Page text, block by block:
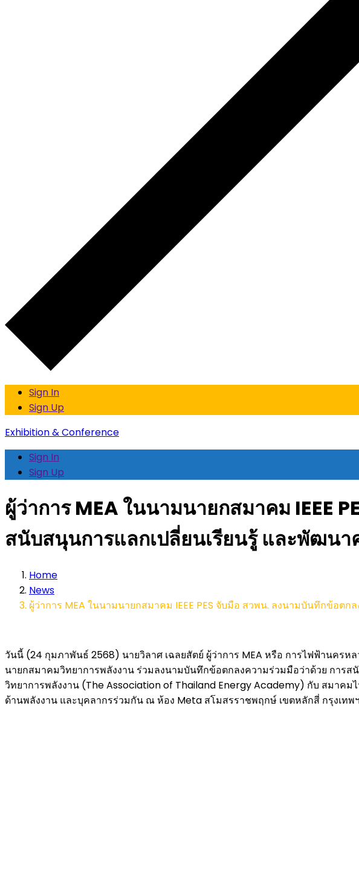
Sign In
Sign Up
Exhibition & Conference
Sign In
Sign Up
ผู้ว่าการ MEA ในนามนายกสมาคม IEEE
สนับสนุนการแลกเปลี่ยนเรียนรู้ และพัฒน
Home
News
ผู้ว่าการ MEA ในนามนายกสมาคม IEEE PES จับมือ สวพน. ลงนามบันทึกข้อ
วันนี้ (24 กุมภาพันธ์ 2568) นายวิลาศ เฉลยสัตย์ ผู้ว่าการ MEA หรือ การไฟฟ้านคร
นายกสมาคมวิทยาการพลังงาน ร่วมลงนามบันทึกข้อตกลงความร่วมมือว่าด้วย การ
วิทยาการพลังงาน (The Association of Thailand Energy Academy) กับ สมาค
ด้านพลังงาน และบุคลากรร่วมกัน ณ ห้อง Meta สโมสรราชพฤกษ์ เขตหลักสี่ กรุงเทพฯ